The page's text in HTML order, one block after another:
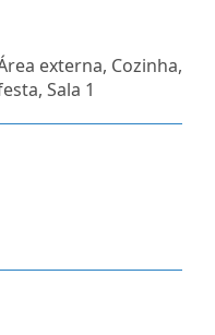
externa, Cozinha,
Sala 1